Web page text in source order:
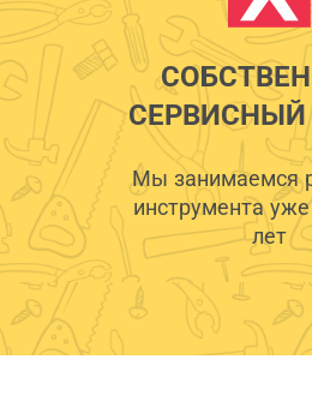
СЕРВИСНЫЙ
Мы занимаемся
инструмента
лет